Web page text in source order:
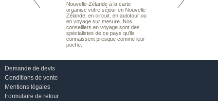
est le spécialiste
Nouvelle-Zélande à la carte
organise votre séjour en Nouvelle-
Zélande, en circuit, en autotour ou
en voyage sur mesure. Nos
conseillers en voyage sont des
spécialistes de ce pays qu’ils
connaissent presque comme leur
poche.
Notre site
Demande de devis
Conditions de vente
Mentions légales
Formulaire de retour